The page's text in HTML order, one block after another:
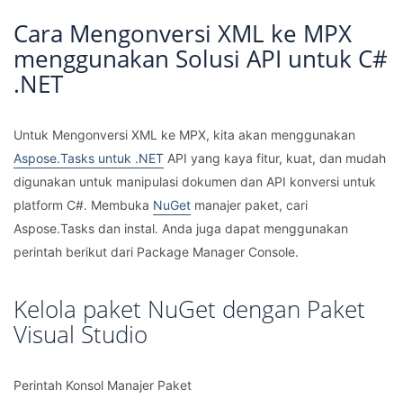
Cara Mengonversi XML ke MPX
menggunakan Solusi API untuk C#
.NET
Untuk Mengonversi XML ke MPX, kita akan menggunakan
Aspose.Tasks untuk .NET API yang kaya fitur, kuat, dan mudah
digunakan untuk manipulasi dokumen dan API konversi untuk
platform C#. Membuka NuGet manajer paket, cari
Aspose.Tasks dan instal. Anda juga dapat menggunakan
perintah berikut dari Package Manager Console.
Kelola paket NuGet dengan Paket
Visual Studio
Perintah Konsol Manajer Paket